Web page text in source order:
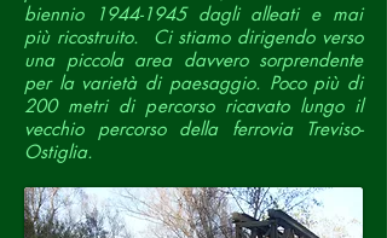
biennio
1944-1945dagli alleati e mai
più ricostruito. Ci stiamo dirigendo verso
una piccola area davvero sorprendente
per la varietà di paesaggio. Poco più di
200 metri di percorso ricavato lungo il
vecchio percorso della ferrovia Treviso-
Ostiglia.